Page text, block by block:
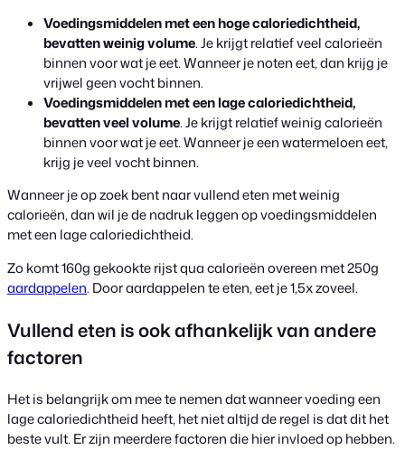
Voedingsmiddelen met een hoge caloriedichtheid,
bevatten weinig volume. Je krijgt relatief veel calorieën
binnen voor wat je eet. Wanneer je noten eet, dan krijg je
vrijwel geen vocht binnen.
Voedingsmiddelen met een lage caloriedichtheid,
bevatten veel volume. Je krijgt relatief weinig calorieën
binnen voor wat je eet. Wanneer je een watermeloen eet,
krijg je veel vocht binnen.
Wanneer je op zoek bent naar vullend eten met weinig
calorieën, dan wil je de nadruk leggen op voedingsmiddelen
met een lage caloriedichtheid.
Zo komt 160g gekookte rijst qua calorieën overeen met 250g
aardappelen. Door aardappelen te eten, eet je 1,5x zoveel.
Vullend eten is ook afhankelijk van andere
factoren
Het is belangrijk om mee te nemen dat wanneer voeding een
lage caloriedichtheid heeft, het niet altijd de regel is dat dit het
beste vult. Er zijn meerdere factoren die hier invloed op hebben.